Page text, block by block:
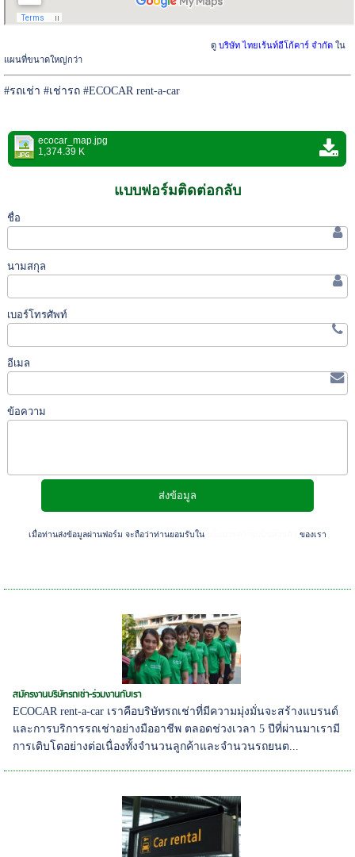
ดู บริษัท ไทยเร้นท์อีโก้คาร์ จำกัดใน
แผนที่ขนาดใหญ่กว่า
#รถเช่า #เช่ารถ#ECOCAR rent-a-car
ecocar_map.jpg
1,374.39 K
แบบฟอร์มติดต่อกลับ
ชื่อ
นามสกุล
เบอร์โทรศัพท์
อีเมล
ข้อความ
เมื่อท่านส่งข้อมูลผ่านฟอร์ม จะถือว่าท่านยอมรับในนโยบายความเป็นส่วนตัว ของเรา
สมัครงานบริษัทรถเช่า-ร่วมงานกับเรา
ECOCAR rent-a-car เราคือบริษัทรถเช่าที่มีความมุ่งมั่นจะสร้างแบรนด์
และการบริการรถเช่าอย่างมืออาชีพ ตลอดช่วงเวลา 5 ปีที่ผ่านมาเรามี
การเติบโตอย่างต่อเนื่องทั้งจำนวนลูกค้าและจำนวนรถยนต...